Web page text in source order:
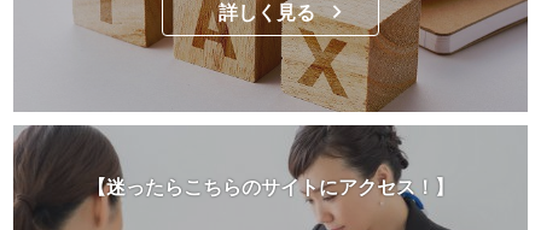
詳しく見る
【迷ったらこちらのサイトにアクセス！】